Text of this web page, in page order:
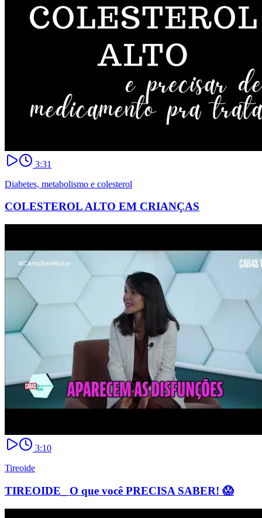
3:31
Diabetes, metabolismo e colesterol
COLESTEROL ALTO EM CRIANÇAS
3:10
Tireoide
TIREOIDE_ O que você PRECISA SABER! 😱